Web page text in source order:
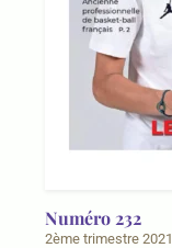
Numéro 232
2ème trimestre 2021